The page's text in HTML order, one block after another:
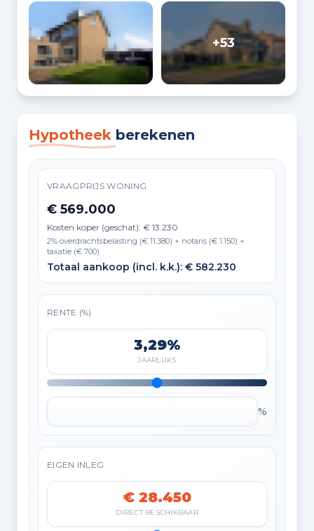
+53
Hypotheek berekenen
VRAAGPRIJS WONING
€ 569.000
Kosten koper (geschat): € 13.230
2% overdrachtsbelasting (€ 11.380) + notaris (€ 1.150) +
taxatie (€ 700)
Totaal aankoop (incl. k.k.): € 582.230
RENTE (%)
3,29%
JAARLIJKS
%
EIGEN INLEG
€ 28.450
DIRECT BESCHIKBAAR